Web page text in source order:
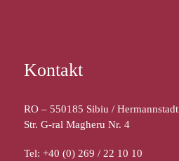
Kontakt
RO – 550185 Sibiu / Hermannstadt
Str. G-ral Magheru Nr. 4
Tel: +40 (0) 269 / 22 10 10